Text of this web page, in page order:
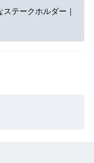
テークホルダー｜